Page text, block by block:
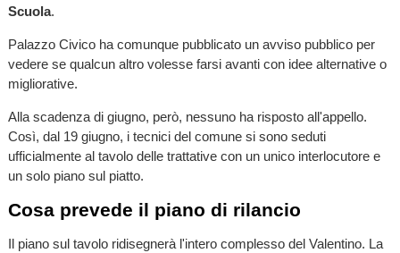
Scuola.
Palazzo Civico ha comunque pubblicato un avviso pubblico per
vedere se qualcun altro volesse farsi avanti con idee alternative o
migliorative.
Alla scadenza di giugno, però, nessuno ha risposto all'appello.
Così, dal 19 giugno, i tecnici del comune si sono seduti
ufficialmente al tavolo delle trattative con un unico interlocutore e
un solo piano sul piatto.
Cosa prevede il piano di rilancio
Il piano sul tavolo ridisegnerà l'intero complesso del Valentino. La